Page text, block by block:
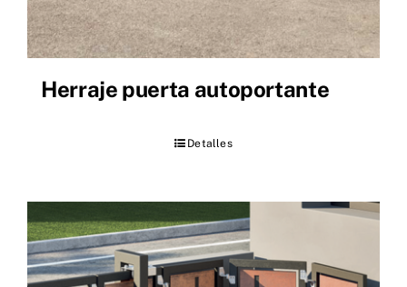
Herraje puerta autoportante
Detalles